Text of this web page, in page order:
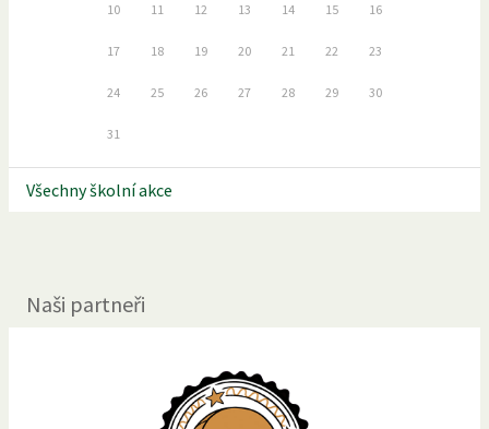
10 11 12 13 14 15 16
17 18 19 20 21 22 23
24 25 26 27 28 29 30
31
Všechny školní akce
Naši partneři